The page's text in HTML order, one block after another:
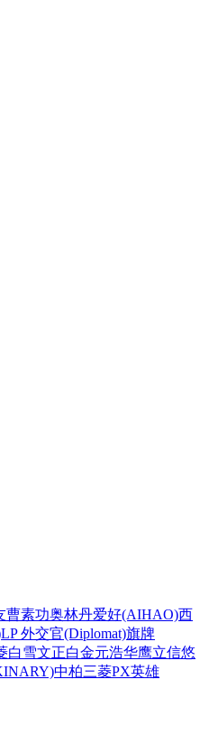
曹素功奥林丹爱好(AIHAO)西
LP 外交官(Diplomat)旗牌
白雪文正白金元浩华鹰立信悠
中柏三菱PX英雄